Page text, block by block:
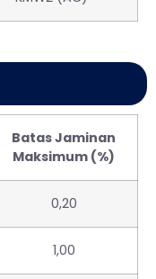
Batas Jaminan
Maksimum (%)
0,20
1,00